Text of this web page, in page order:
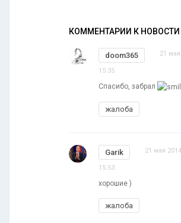
КОММЕНТАРИИ К НОВОСТИ
doom365 21
15:35
Спасибо, забрал
жалоба
Garik 21 мая 2014
15:53
хорошие )
жалоба